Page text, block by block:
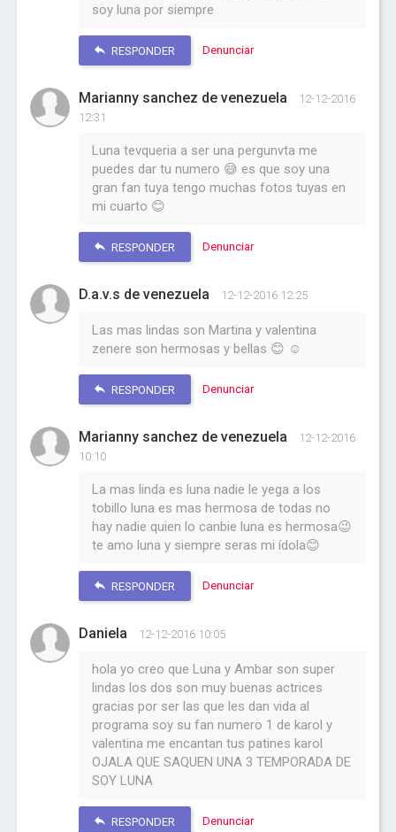
soy luna por siempre
RESPONDER Denunciar
Marianny sanchez de venezuela
12-12-2016
12:31
Luna tevqueria a ser una pergunvta me
puedes dar tu numero 😅 es que soy una
gran fan tuya tengo muchas fotos tuyas en
mi cuarto 😊
RESPONDER Denunciar
D.a.v.s de venezuela 12-12-2016 12:25
Las mas lindas son Martina y valentina
zenere son hermosas y bellas 😊 ☺
RESPONDER Denunciar
Marianny sanchez de venezuela
12-12-2016
10:10
La mas linda es luna nadie le yega a los
tobillo luna es mas hermosa de todas no
hay nadie quien lo canbie luna es hermosa😉
te amo luna y siempre seras mi ídola😊
RESPONDER Denunciar
Daniela 12-12-2016 10:05
hola yo creo que Luna y Ambar son super
lindas los dos son muy buenas actrices
gracias por ser las que les dan vida al
programa soy su fan numero 1 de karol y
valentina me encantan tus patines karol
OJALA QUE SAQUEN UNA 3 TEMPORADA DE
SOY LUNA
RESPONDER Denunciar